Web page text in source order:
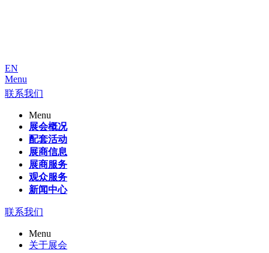
EN
Menu
联系我们
Menu
展会概况
配套活动
展商信息
展商服务
观众服务
新闻中心
联系我们
Menu
关于展会